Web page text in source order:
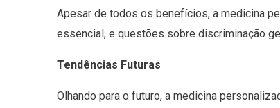
Apesar de todos os benefícios, a medicina
essencial, e questões sobre discriminação
Tendências Futuras
Olhando para o futuro, a medicina